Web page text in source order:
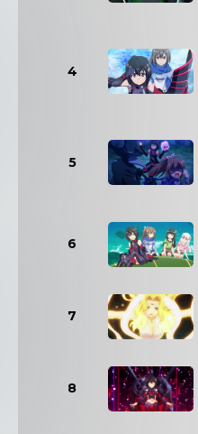
4
5
6
7
8